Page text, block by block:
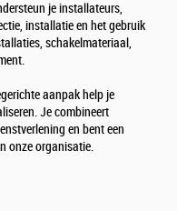
je installateurs,
installatie en het gebruik
schakelmateriaal,
aanpak help je
Je combineert
en bent een
onze organisatie.